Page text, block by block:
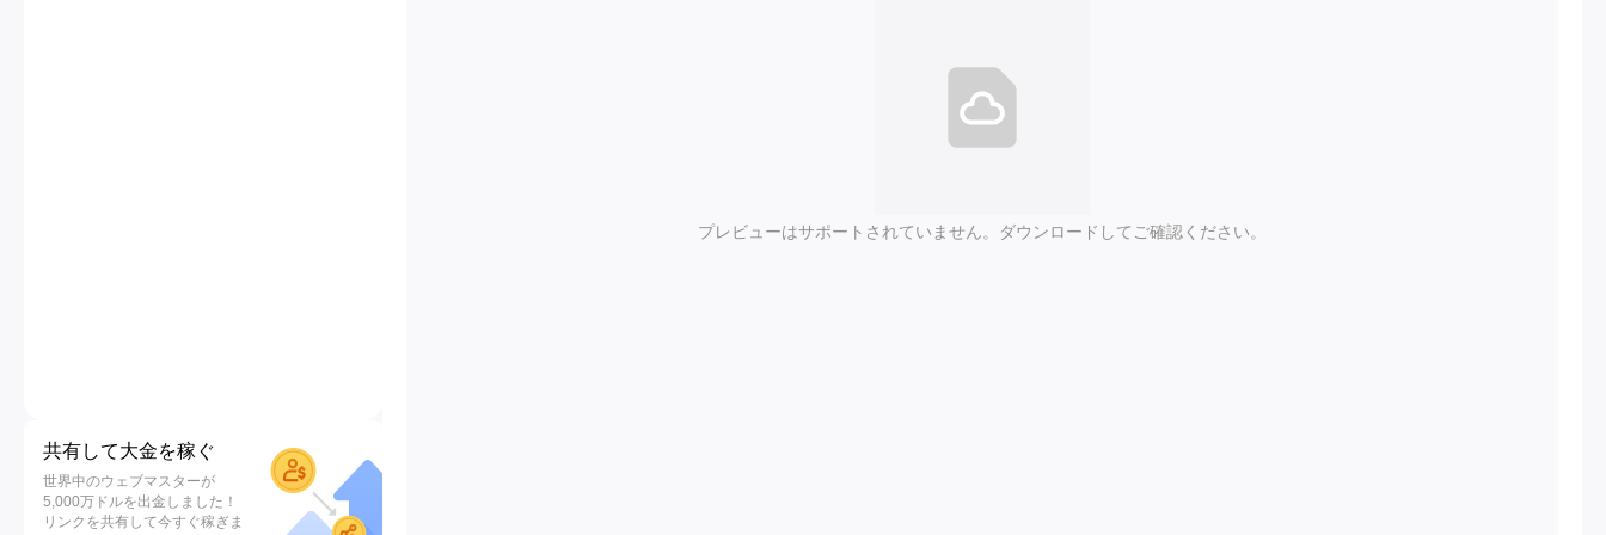
共有して大金を稼ぐ
世界中のウェブマスターが
5,000万ドルを出金しました！
リンクを共有して今すぐ稼ぎま
プレビューはサポートされていません。ダウンロードしてご確認ください。